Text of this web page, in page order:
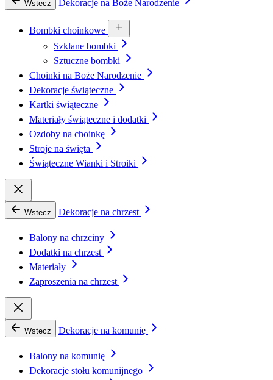
Wstecz Dekoracje na Boże Narodzenie
Bombki choinkowe
Szklane bombki
Sztuczne bombki
Choinki na Boże Narodzenie
Dekoracje świąteczne
Kartki świąteczne
Materiały świąteczne i dodatki
Ozdoby na choinkę
Stroje na święta
Świąteczne Wianki i Stroiki
Wstecz Dekoracje na chrzest
Balony na chrzciny
Dodatki na chrzest
Materiały
Zaproszenia na chrzest
Wstecz Dekoracje na komunię
Balony na komunię
Dekoracje stołu komunijnego